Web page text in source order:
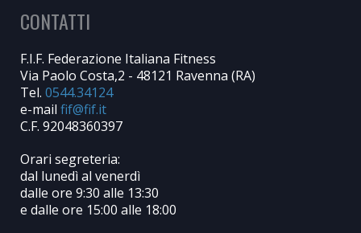
CONTATTI
F.I.F. Federazione Italiana Fitness
Via Paolo Costa,2 - 48121 Ravenna (RA)
Tel. 0544.34124
e-mail
C.F. 92048360397
Orari segreteria:
dal lunedì al venerdì
dalle ore 9:30 alle 13:30
e dalle ore 15:00 alle 18:00